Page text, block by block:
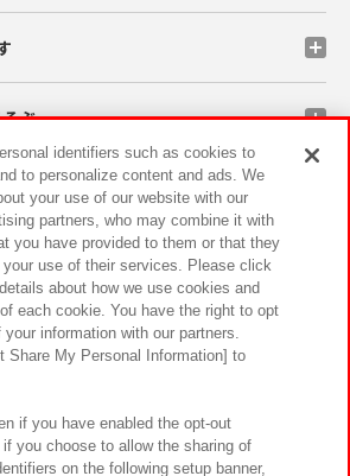
ぶ
ペーン
サステナビリティ サイトポリシー
ウェブアクセシビリティ方針と検証結果
とともに
対応方針 よくあるご質問・お問い合わせ
identifiers such as cookies to
to personalize content and ads. We
your use of our website with our
partners, who may combine it with
you have provided to them or that they
your use of their services. Please click
about how we use cookies and
each cookie. You have the right to opt
information with our partners.
Share My Personal Information] to
if you have enabled the opt-out
you choose to allow the sharing of
on the following setup banner,